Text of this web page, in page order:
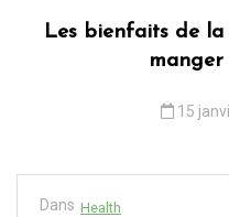
Les bienfaits de la
15
Dans Health